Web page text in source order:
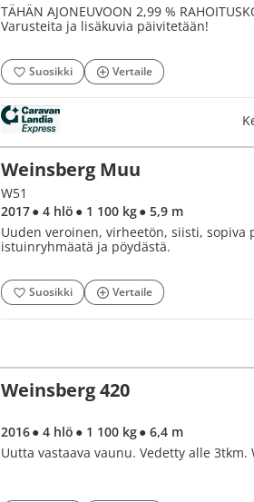
TÄHÄN AJONEUVOON 2,99 %
Varusteita ja lisäkuvia päivitetään!
Suosikki Vertaile
Weinsberg Muu
W51
2017● 4 hlö ● 1 100 kg● 5,9 m
Uuden veroinen, virheetön, siisti, sopiva
istuinryhmäatä ja pöydästä.
Suosikki Vertaile
Weinsberg 420
2016● 4 hlö ● 1 100 kg● 6,4 m
Uutta vastaava vaunu. Vedetty alle